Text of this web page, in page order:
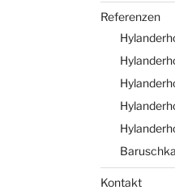
Referenzen
Kontakt